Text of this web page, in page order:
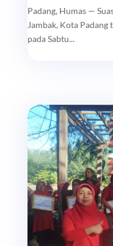
Padang, Humas —
Jambak, Kota
pada Sabtu...